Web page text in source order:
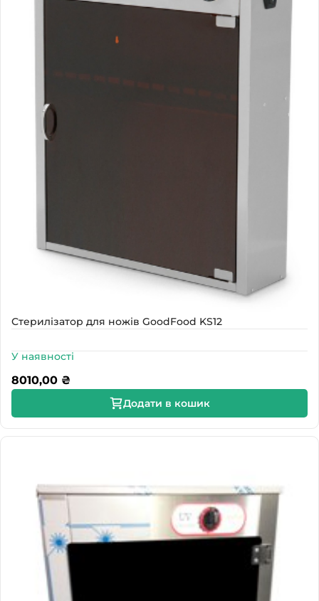
Стерилізатор для ножів GoodFood KS12
У наявності
8010,00 ₴
Додати в кошик